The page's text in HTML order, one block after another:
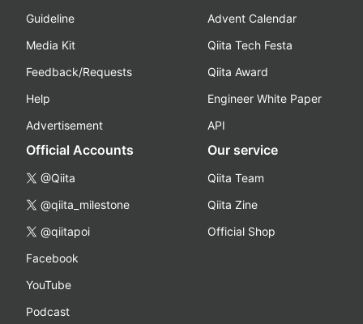
Guideline
Media Kit
Feedback/Requests
Help
Advertisement
Advent Calendar
Qiita Tech Festa
Qiita Award
Engineer White Paper
API
Official Accounts
@Qiita
@qiita_milestone
@qiitapoi
Facebook
YouTube
Podcast
Our service
Qiita Team
Qiita Zine
Official Shop